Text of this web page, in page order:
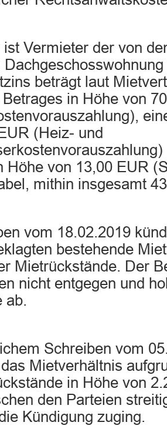
ist Vermieter der von
beträgt laut
in Höhe von
(Heiz- und
Höhe von 13,00 EUR
mithin insgesamt
vom 18.02.2019
bestehende
Mietrückstände. Der
nicht entgegen und
ab.
Schreiben vom
Mietverhältnis
in Höhe von
den Parteien
Kündigung zuging.